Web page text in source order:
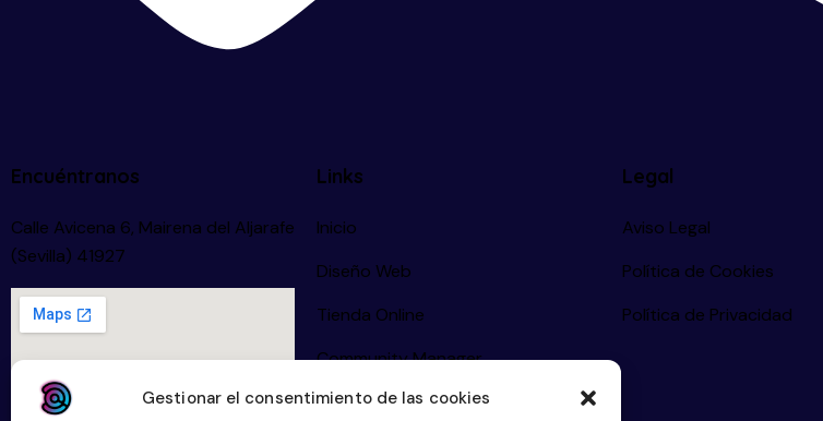
Gestionar el consentimiento de las cookies
Encuéntranos
Calle Avicena 6, Mairena del Aljarafe
(Sevilla) 41927
Links
Inicio
Diseño Web
Tienda Online
Community Manager
Planes Digitalización
Legal
Aviso Legal
Política de Cookies
Política de Privacidad